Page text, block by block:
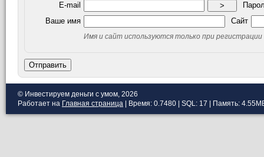
E-mail
>
Ваше имя
Сайт
Имя и сайт используются только при регистрации
Отправить
© Инвестируем деньги с умом, 2026
Работает на Главная страница | Время: 0.7480 | SQL: 17 | Память: